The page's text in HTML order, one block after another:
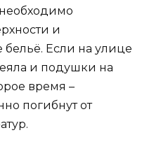
и
бельё. Если на улице
и подушки на
время –
погибнут от